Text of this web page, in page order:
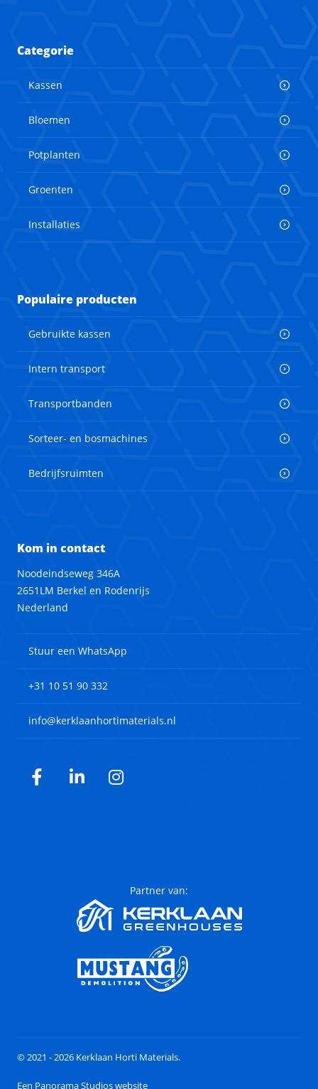
Categorie
Kassen
Bloemen
Potplanten
Groenten
Installaties
Populaire producten
Gebruikte kassen
Intern transport
Transportbanden
Sorteer- en bosmachines
Bedrijfsruimten
Kom in contact
Noodeindseweg 346A
2651LM Berkel en Rodenrijs
Nederland
Stuur een WhatsApp
+31 10 51 90 332
info@kerklaanhortimaterials.nl
Facebook
LinkedInInstagram
Partner van:
© 2021 - 2026 Kerklaan Horti Materials.
Een Panorama Studios website